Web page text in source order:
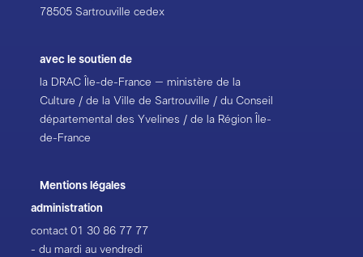
78505 Sartrouville cedex
avec le soutien de
la DRAC Île-de-France – ministère de la
Culture / de la Ville de Sartrouville / du Conseil
départemental des Yvelines / de la Région Île-
de-France
Mentions légales
administration
contact 01 30 86 77 77
- du mardi au vendredi